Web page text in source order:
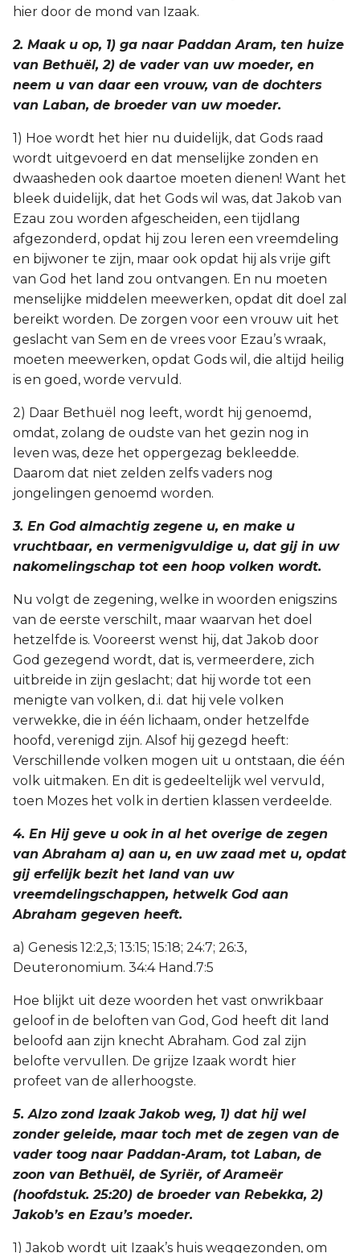
2 Thessalonicenzen
1 Timótheüs
2 Timótheüs
Titus
Filémon
Hebreeën
Jakobus
1 Petrus
2 Petrus
1 Johannes
2 Johannes
3 Johannes
Judas
Openbaring
hier door de mond van Izaak.
2. Maak u op, 1) ga naar Paddan Aram, ten huize
van Bethuël, 2) de vader van uw moeder, en
neem u van daar een vrouw, van de dochters
van Laban, de broeder van uw moeder.
1) Hoe wordt het hier nu duidelijk, dat Gods raad
wordt uitgevoerd en dat menselijke zonden en
dwaasheden ook daartoe moeten dienen! Want het
bleek duidelijk, dat het Gods wil was, dat Jakob van
Ezau zou worden afgescheiden, een tijdlang
afgezonderd, opdat hij zou leren een vreemdeling
en bijwoner te zijn, maar ook opdat hij als vrije gift
van God het land zou ontvangen. En nu moeten
menselijke middelen meewerken, opdat dit doel zal
bereikt worden. De zorgen voor een vrouw uit het
geslacht van Sem en de vrees voor Ezau’s wraak,
moeten meewerken, opdat Gods wil, die altijd heilig
is en goed, worde vervuld.
2) Daar Bethuël nog leeft, wordt hij genoemd,
omdat, zolang de oudste van het gezin nog in
leven was, deze het oppergezag bekleedde.
Daarom dat niet zelden zelfs vaders nog
jongelingen genoemd worden.
3. En God almachtig zegene u, en make u
vruchtbaar, en vermenigvuldige u, dat gij in uw
nakomelingschap tot een hoop volken wordt.
Nu volgt de zegening, welke in woorden enigszins
van de eerste verschilt, maar waarvan het doel
hetzelfde is. Vooreerst wenst hij, dat Jakob door
God gezegend wordt, dat is, vermeerdere, zich
uitbreide in zijn geslacht; dat hij worde tot een
menigte van volken, d.i. dat hij vele volken
verwekke, die in één lichaam, onder hetzelfde
hoofd, verenigd zijn. Alsof hij gezegd heeft:
Verschillende volken mogen uit u ontstaan, die één
volk uitmaken. En dit is gedeeltelijk wel vervuld,
toen Mozes het volk in dertien klassen verdeelde.
4. En Hij geve u ook in al het overige de zegen
van Abraham a) aan u, en uw zaad met u, opdat
gij erfelijk bezit het land van uw
vreemdelingschappen, hetwelk God aan
Abraham gegeven heeft.
a) Genesis 12:2,3; 13:15; 15:18; 24:7; 26:3,
Deuteronomium. 34:4 Hand.7:5
Hoe blijkt uit deze woorden het vast onwrikbaar
geloof in de beloften van God, God heeft dit land
beloofd aan zijn knecht Abraham. God zal zijn
belofte vervullen. De grijze Izaak wordt hier
profeet van de allerhoogste.
5. Alzo zond Izaak Jakob weg, 1) dat hij wel
zonder geleide, maar toch met de zegen van de
vader toog naar Paddan-Aram, tot Laban, de
zoon van Bethuël, de Syriër, of Arameër
(hoofdstuk. 25:20) de broeder van Rebekka, 2)
Jakob’s en Ezau’s moeder.
1) Jakob wordt uit Izaak’s huis weggezonden, om